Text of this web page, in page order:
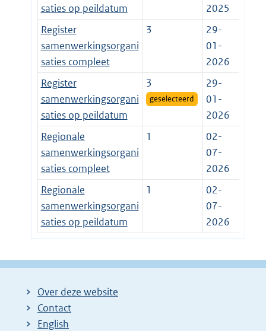
saties op peildatum
2025
Register
samenwerkingsorgani
saties compleet
3
29-
01-
2026
Register
samenwerkingsorgani
saties op peildatum
3
geselecteerd
29-
01-
2026
Regionale
samenwerkingsorgani
saties compleet
1
02-
07-
2026
Regionale
samenwerkingsorgani
saties op peildatum
1
02-
07-
2026
Over deze website
Contact
English